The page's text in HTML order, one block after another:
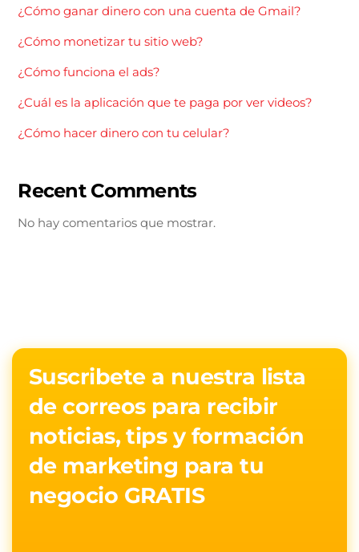
¿Cómo ganar dinero con una cuenta de Gmail?
¿Cómo monetizar tu sitio web?
¿Cómo funciona el ads?
¿Cuál es la aplicación que te paga por ver videos?
¿Cómo hacer dinero con tu celular?
Recent Comments
No hay comentarios que mostrar.
Suscribete a nuestra lista
de correos para recibir
noticias, tips y formación
de marketing para tu
negocio GRATIS